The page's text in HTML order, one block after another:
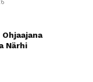
Närhi